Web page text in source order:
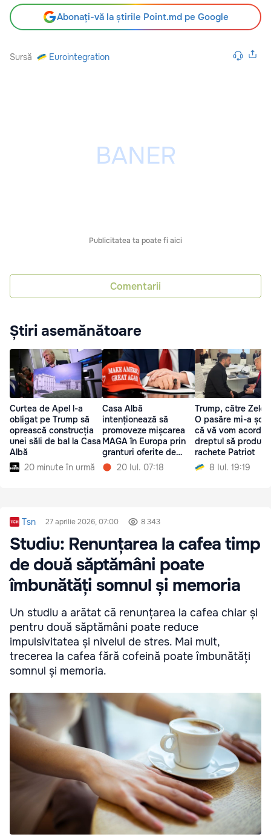
Abonați-vă la știrile Point.md pe Google
Sursă Eurointegration
Publicitatea ta poate fi aici
Comentarii
Știri asemănătoare
Curtea de Apel l-a
obligat pe Trump să
oprească construcția
unei săli de bal la Casa
Albă
20 minute în urmă
Casa Albă
intenționează să
promoveze mișcarea
MAGA în Europa prin
granturi oferite de
USAID20 Iul. 07:18
Trump, către
O pasăre mi-a
că vă vom acorda
dreptul să
rachete Patriot
8 Iul. 19:19
Tsn 27 aprilie 2026, 07:00 8 343
Studiu: Renunțarea la cafea timp
de două săptămâni poate
îmbunătăți somnul și memoria
Un studiu a arătat că renunțarea la cafea chiar și
pentru două săptămâni poate reduce
impulsivitatea și nivelul de stres. Mai mult,
trecerea la cafea fără cofeină poate îmbunătăți
somnul și memoria.